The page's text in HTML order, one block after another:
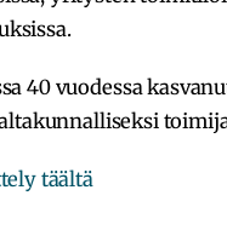
40 vuodessa
täältä